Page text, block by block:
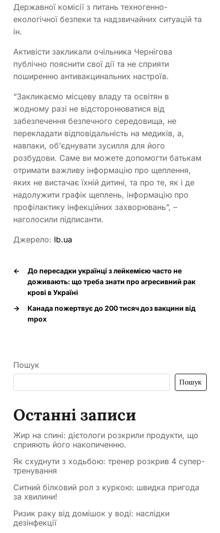
Державної комісії з питань техногенно-
екологічної безпеки та надзвичайних ситуацій та
ін.
Активісти закликали очільника Чернігова
публічно пояснити свої дії та не сприяти
поширенню антивакцинальних настроїв.
“Закликаємо місцеву владу та освітян в
жодному разі не відсторонюватися від
забезпечення безпечного середовища, не
перекладати відповідальність на медиків, а,
навпаки, об’єднувати зусилля для його
розбудови. Саме ви можете допомогти батькам
отримати важливу інформацію про щеплення,
яких не вистачає їхній дитині, та про те, як і де
надолужити графік щеплень, інформацію про
профілактику інфекційних захворювань”, –
наголосили підписанти.
Джерело: lb.ua
←
До пересадки українці з лейкемією часто не
доживають: що треба знати про агресивний рак
крові в Україні
→
Канада пожертвує до 200 тисяч доз вакцини від
mpox
Пошук
Пошук
Останні записи
Жир на спині: дієтологи розкрили продукти, що
сприяють його накопиченню.
Як схуднути з ходьбою: тренер розкрив 4 супер-
тренування
Ситний білковий рол з куркою: швидка пригода
за хвилини!
Ризик раку від домішок у воді: наслідки
дезінфекції